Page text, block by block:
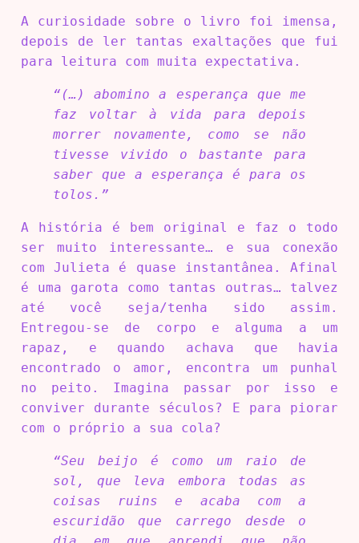
A curiosidade sobre o livro foi imensa,
depois de ler tantas exaltações que fui
para leitura com muita expectativa.
“(…) abomino a esperança que me
faz voltar à vida para depois
morrer novamente, como se não
tivesse vivido o bastante para
saber que a esperança é para os
tolos.”
A história é bem original e faz o todo
ser muito interessante… e sua conexão
com Julieta é quase instantânea. Afinal
é uma garota como tantas outras… talvez
até você seja/tenha sido assim.
Entregou-se de corpo e alguma a um
rapaz, e quando achava que havia
encontrado o amor, encontra um punhal
no peito. Imagina passar por isso e
conviver durante séculos? E para piorar
com o próprio a sua cola?
“Seu beijo é como um raio de
sol, que leva embora todas as
coisas ruins e acaba com a
escuridão que carrego desde o